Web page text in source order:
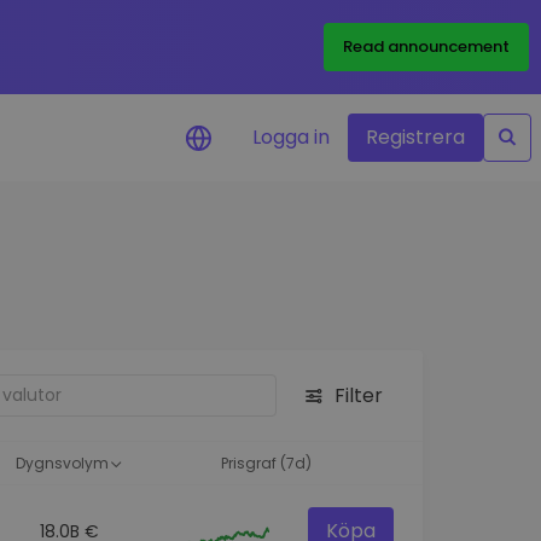
Read announcement
Logga in Registrera
Filter
Dygnsvolym Prisgraf (7d)
18.0B € Köpa